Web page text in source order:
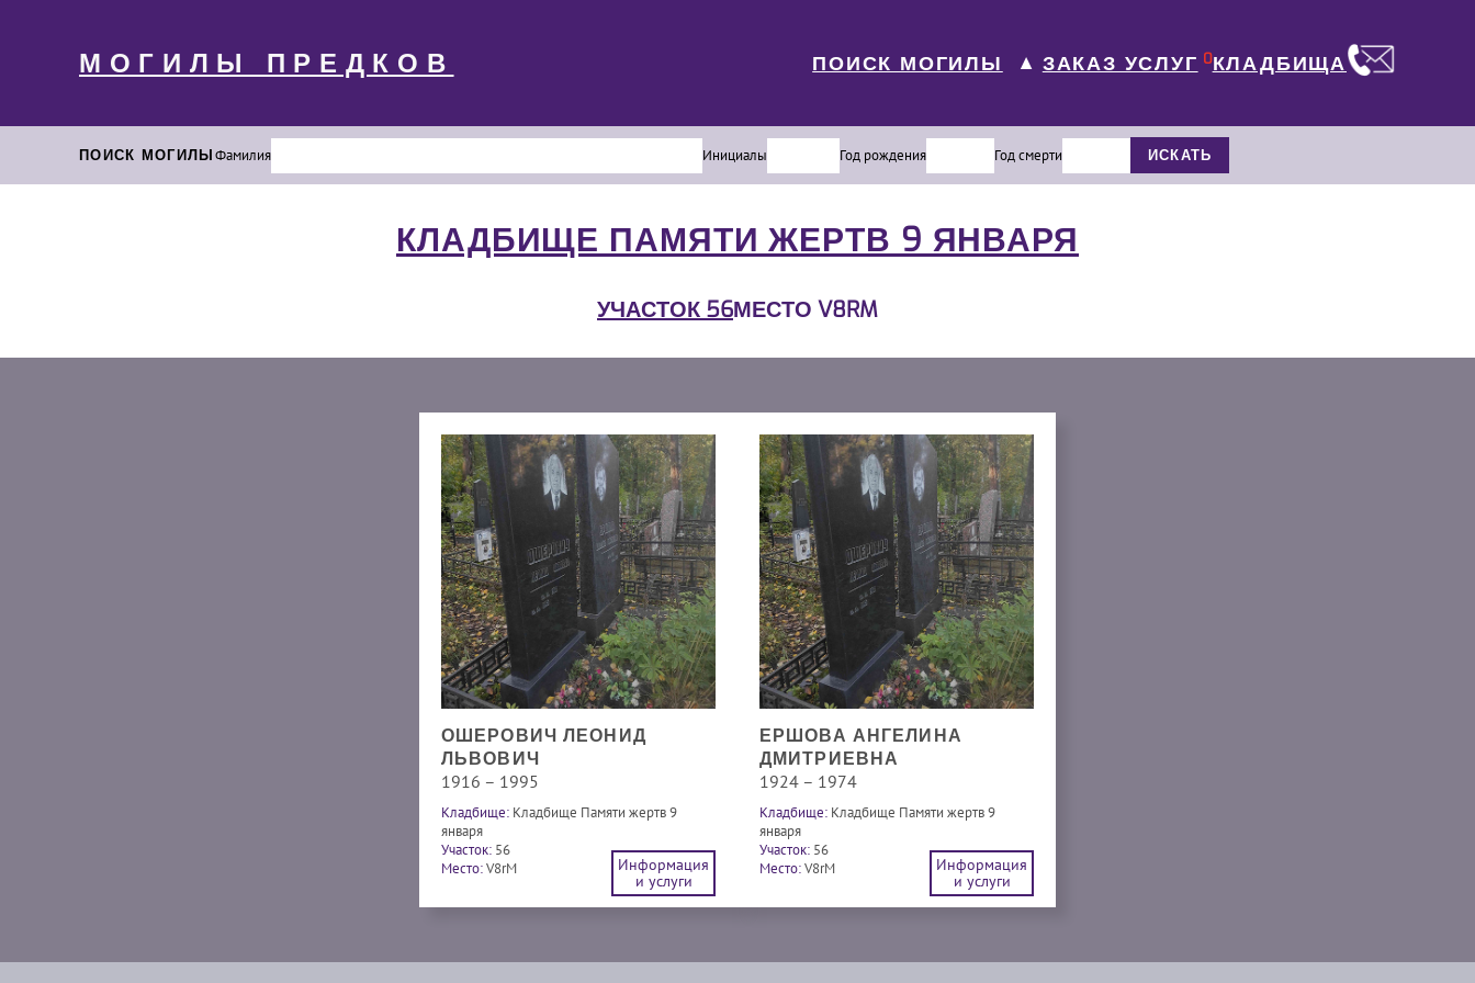
МОГИЛЫ ПРЕДКОВ ПОИСК МОГИЛЫ ▼ ЗАКАЗ УСЛУГ 0КЛАДБИЩА
ПОИСК МОГИЛЫФамилия Инициалы Год рождения Год смерти ИСКАТЬ
КЛАДБИЩЕ ПАМЯТИ ЖЕРТВ 9 ЯНВАРЯ
УЧАСТОК 56МЕСТО V8RM
ОШЕРОВИЧ ЛЕОНИД
ЛЬВОВИЧ
1916 – 1995
Кладбище: Кладбище Памяти жертв 9
января
Участок: 56
Место:V8rM
Информация
и услуги
ЕРШОВА АНГЕЛИНА
ДМИТРИЕВНА
1924 – 1974
Кладбище: Кладбище Памяти жертв 9
января
Участок: 56
Место:V8rM
Информация
и услуги